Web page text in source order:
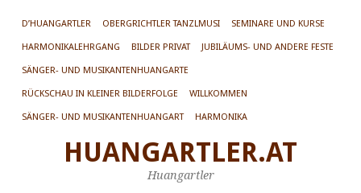
D’HUANGARTLER OBERGRICHTLER TANZLMUSI SEMINARE UND KURSE
HARMONIKALEHRGANG BILDER PRIVAT JUBILÄUMS- UND ANDERE FESTE
SÄNGER- UND MUSIKANTENHUANGARTE
RÜCKSCHAU IN KLEINER BILDERFOLGE WILLKOMMEN
SÄNGER- UND MUSIKANTENHUANGART HARMONIKA
HUANGARTLER.AT
Huangartler